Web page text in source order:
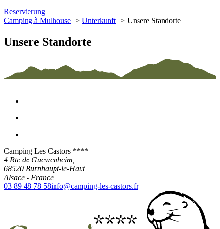
Reservierung
Camping à Mulhouse
Unterkunft Unsere Standorte
Unsere Standorte
Camping Les Castors ****
4 Rte de Guewenheim,
68520 Burnhaupt-le-Haut
Alsace - France
03 89 48 78 58info@camping-les-castors.fr